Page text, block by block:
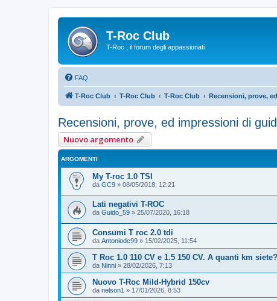
T-Roc Club
T-Roc , il forum degli appassionati
FAQ
T-Roc Club T-Roc Club T-Roc Club Recensioni, prove,
Recensioni, prove, ed impressioni di
Nuovo argomento
ARGOMENTI
My T-roc 1.0 TSI
da GC9 » 08/05/2018, 12:21
Lati negativi T-ROC
da Guido_59 » 25/07/2020, 16:18
Consumi T roc 2.0 tdi
da Antoniodc99 » 15/02/2025, 11:54
T Roc 1.0 110 CV e 1.5 150 CV. A quanti km
da Ninni » 28/02/2026, 7:13
Nuovo T-Roc Mild-Hybrid 150cv
da nelson1 » 17/01/2026, 8:53